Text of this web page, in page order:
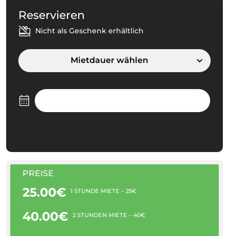
Reservieren
Nicht als Geschenk erhältlich
Mietdauer wählen
PREISE
25.00€ 1 STUNDE MIETE – 25€
40.00€ 2 STUNDEN MIETE – 40€